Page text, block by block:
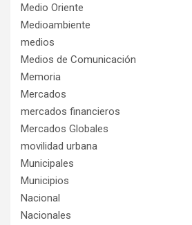
Medio Oriente
Medioambiente
medios
Medios de Comunicación
Memoria
Mercados
mercados financieros
Mercados Globales
movilidad urbana
Municipales
Municipios
Nacional
Nacionales